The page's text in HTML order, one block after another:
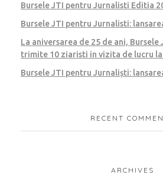
Bursele JTI pentru Jurnalisti Editia
Bursele JTI pentru Jurnalisti:
La aniversarea de 25 de ani,
trimite 10 ziaristi in vizita de lucru la
Bursele JTI pentru Jurnaliști:
RECENT
ARCHIVES